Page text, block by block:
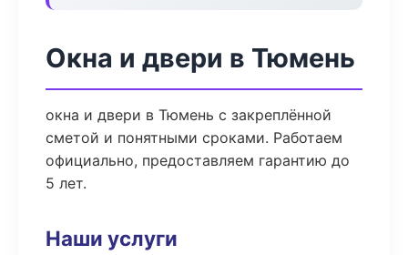
Окна и двери в Тюмень
окна и двери в Тюмень с закреплённой
сметой и понятными сроками. Работаем
официально, предоставляем гарантию до
5 лет.
Наши услуги